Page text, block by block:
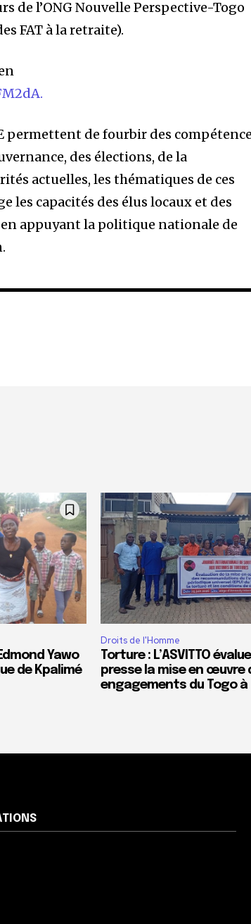
de l’ONG Nouvelle Perspective-Togo
FAT à la retraite).
permettent de fourbir des
des élections, de la
actuelles, les thématiques de ces
les capacités des élus locaux et des
appuyant la politique nationale de
Yawo
de Kpalimé
Droits de l'Homme
Torture : L’ASVITTO
presse la mise en œuvre
engagements du Togo à